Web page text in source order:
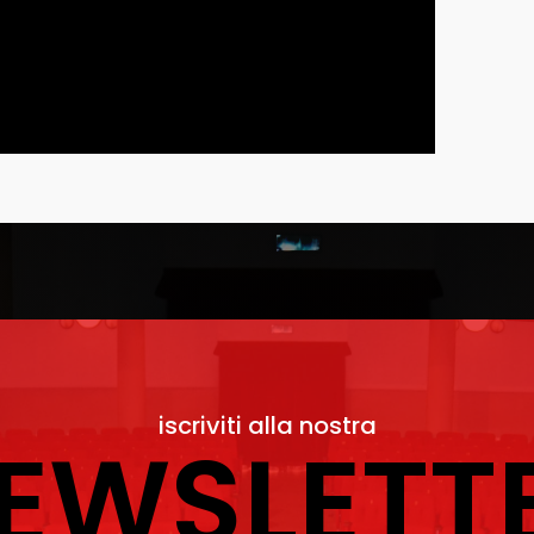
iscriviti alla nostra